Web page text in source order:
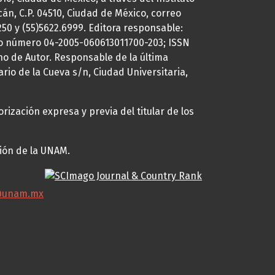
C.P. 04510, Ciudad de México, correo
y (55)5622.6999. Editora responsable:
04-2005-060613011700-203; ISSN
de Autor. Responsable de la última
de la Cueva s/n, Ciudad Universitaria,
expresa y previa del titular de los
de la UNAM.